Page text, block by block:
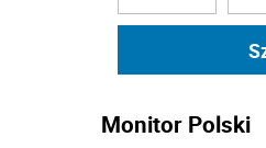
Monitor Polski